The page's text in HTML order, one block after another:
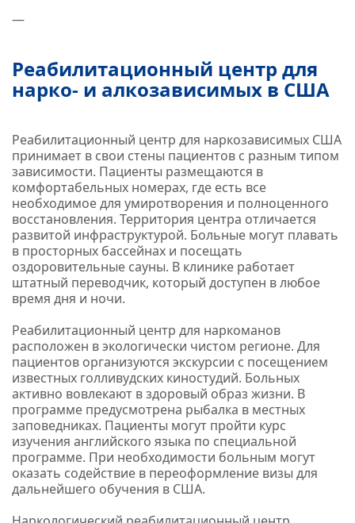
—
Реабилитационный центр для
нарко- и алкозависимых в США
Реабилитационный центр для наркозависимых США
принимает в свои стены пациентов с разным типом
зависимости. Пациенты размещаются в
комфортабельных номерах, где есть все
необходимое для умиротворения и полноценного
восстановления. Территория центра отличается
развитой инфраструктурой. Больные могут плавать
в просторных бассейнах и посещать
оздоровительные сауны. В клинике работает
штатный переводчик, который доступен в любое
время дня и ночи.
Реабилитационный центр для наркоманов
расположен в экологически чистом регионе. Для
пациентов организуются экскурсии с посещением
известных голливудских киностудий. Больных
активно вовлекают в здоровый образ жизни. В
программе предусмотрена рыбалка в местных
заповедниках. Пациенты могут пройти курс
изучения английского языка по специальной
программе. При необходимости больным могут
оказать содействие в переоформление визы для
дальнейшего обучения в США.